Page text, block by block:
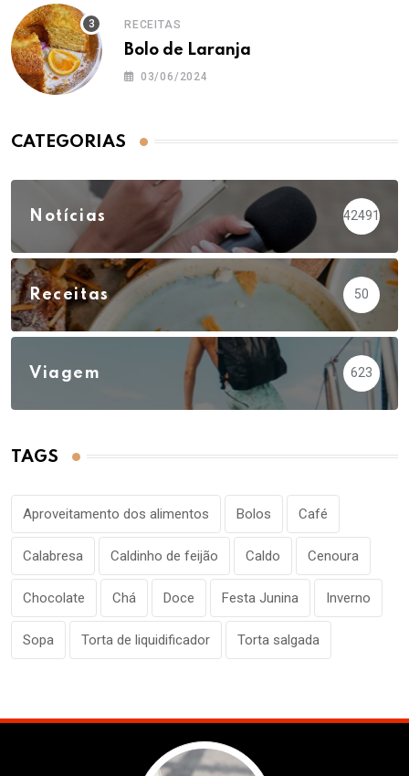
RECEITAS
Bolo de Laranja
03/06/2024
CATEGORIAS
Notícias 42491
Receitas 50
Viagem 623
TAGS
Aproveitamento dos alimentos Bolos Café
Calabresa Caldinho de feijão Caldo Cenoura
Chocolate Chá Doce Festa Junina Inverno
Sopa Torta de liquidificador Torta salgada